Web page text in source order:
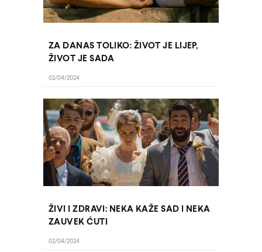
ZA DANAS TOLIKO: ŽIVOT JE LIJEP,
ŽIVOT JE SADA
02/04/2024
ŽIVI I ZDRAVI: NEKA KAŽE SAD I NEKA
ZAUVEK ĆUTI
02/04/2024